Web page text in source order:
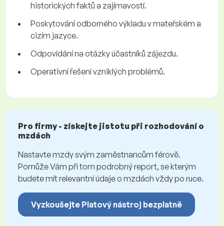
historických faktů a zajímavostí.
Poskytování odborného výkladu v mateřském a
cizím jazyce.
Odpovídání na otázky účastníků zájezdu.
Operativní řešení vzniklých problémů.
Pro firmy - získejte jistotu při rozhodování o
mzdách
Nastavte mzdy svým zaměstnancům férově.
Pomůže Vám při tom podrobný report, se kterým
budete mít relevantní údaje o mzdách vždy po ruce.
Vyzkoušejte Platový nástroj bezplatně